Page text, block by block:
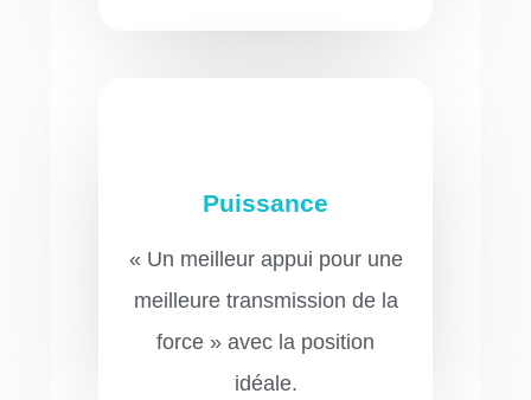
Puissance
« Un meilleur appui pour une
meilleure transmission de la
force » avec la position
idéale.